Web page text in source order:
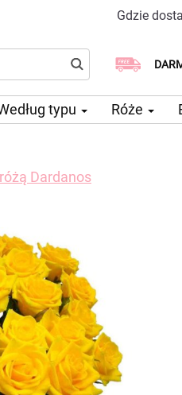
Gdzie
typu Róże
Dardanos